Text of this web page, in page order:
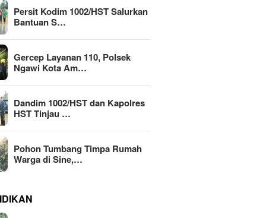
Persit Kodim 1002/HST Salurkan
Bantuan S…
Gercep Layanan 110, Polsek
Ngawi Kota Am…
Dandim 1002/HST dan Kapolres
HST Tinjau …
Pohon Tumbang Timpa Rumah
Warga di Sine,…